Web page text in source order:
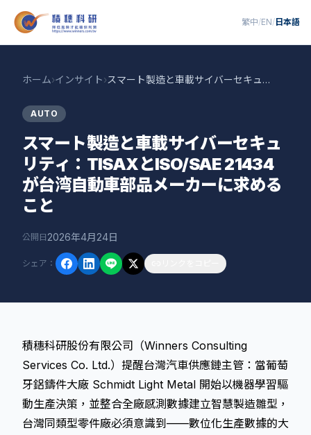
繁中/EN/ 日本語
ホーム›インサイト› スマート製造と車載サイバーセキュリティ：TISAXとISO/SAE 21434が台湾自動車部品メーカーに求めること
AUTO
スマート製造と車載サイバーセキュ
リティ：TISAXとISO/SAE 21434
が台湾自動車部品メーカーに求める
こと
公開日 2026年4月24日
シェア ：
積穗科研股份有限公司（Winners Consulting
Services Co. Ltd.）提醒台灣汽車供應鏈主管：當葡萄
牙鋁鑄件大廠 Schmidt Light Metal 開始以機器學習驅
動生產決策，並整合全廠感測數據建立智慧製造雛型，
台灣同類型零件廠必須意識到——數位化生產數據的大